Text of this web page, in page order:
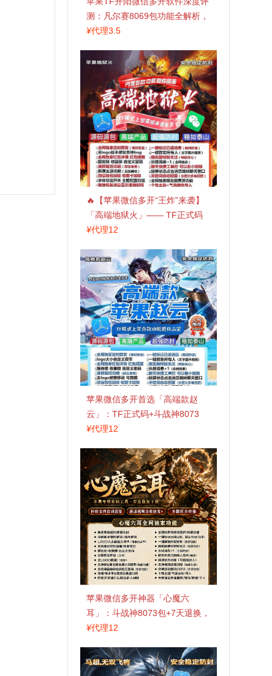
测：凡尔赛8069包功能全解析，
TestFlight稳定版上架，激活认准
¥代理3.5
🔥【苹果微信多开“王炸”来袭】
「高端地狱火」—— TF正式码
+斗战神8073包，7天退换，安全
¥代理12
苹果微信多开首选「高端款赵
云」：TF正式码+斗战神8073
包，7天退换认准拍拍卡激活码
¥代理12
苹果微信多开神器「心魔六
耳」：斗战神8073包+7天退换，
认准拍拍卡激活码商城
¥代理12